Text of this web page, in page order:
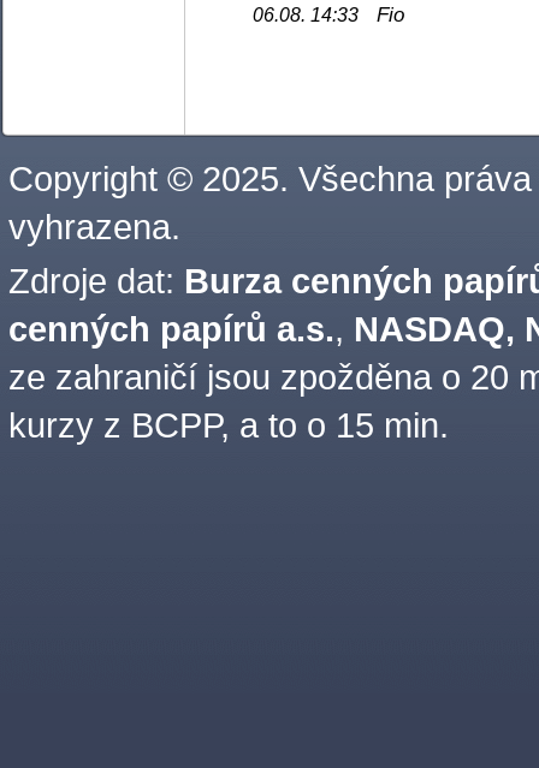
06.08. 14:33 Fio
Copyright © 2025. Všechna práva
vyhrazena.
Zdroje dat: Burza cenných
cenných papírů a.s., NASDAQ,
ze zahraničí jsou zpožděna o 20
kurzy z BCPP, a to o 15 min.